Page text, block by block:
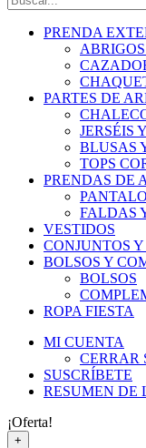
PRENDA
PARTES DE
JERSÉIS
BLUSAS
TOPS
PRENDAS DE
FALDAS
VESTIDOS
CONJUNTOS Y
BOLSOS Y
BOLSOS
ROPA FIESTA
MI CUENTA
CERRAR
SUSCRÍBETE
RESUMEN DE
¡Oferta!
+